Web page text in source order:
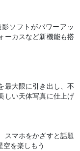
ソフトがパワーアッ
ーカスなど新機能も搭
最大限に引き出し、不
しい天体写真に仕上げ
スマホをかざすと話題
を楽しもう